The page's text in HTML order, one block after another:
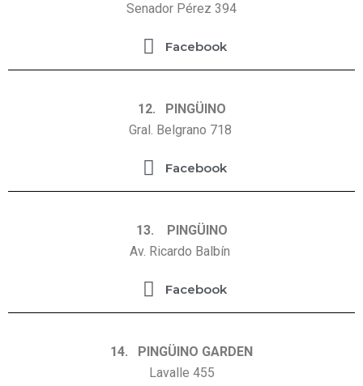
Senador Pérez 394
Facebook
12. PINGÜINO
Gral. Belgrano 718
Facebook
13. PINGÜINO
Av. Ricardo Balbín
Facebook
14. PINGÜINO GARDEN
Lavalle 455